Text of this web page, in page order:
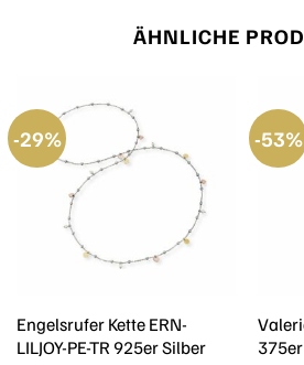
ÄHNLICHE
-29%
Engelsrufer Kette ERN-
LILJOY-PE-TR 925er Silber
-53%